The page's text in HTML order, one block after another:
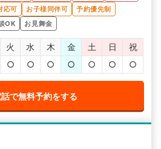
応可 お子様同伴可
予約優先制
OK お見舞金
火 水 木 金 土 日
祝
○ ○ ○ ○ ○ ○ ○
話で無料予約をする